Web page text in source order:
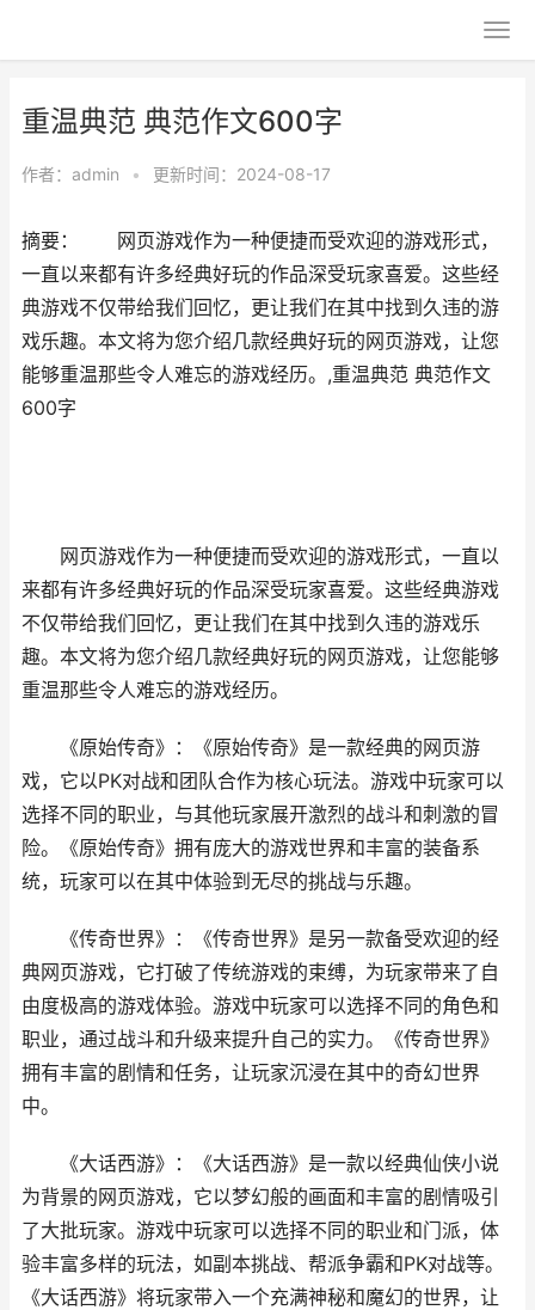
重温典范 典范作文600字
作者： admin • 更新时间：2024-08-17
摘要： 网页游戏作为一种便捷而受欢迎的游戏形式，
一直以来都有许多经典好玩的作品深受玩家喜爱。这些经
典游戏不仅带给我们回忆，更让我们在其中找到久违的游
戏乐趣。本文将为您介绍几款经典好玩的网页游戏，让您
能够重温那些令人难忘的游戏经历。,重温典范 典范作文
600字
网页游戏作为一种便捷而受欢迎的游戏形式，一直以
来都有许多经典好玩的作品深受玩家喜爱。这些经典游戏
不仅带给我们回忆，更让我们在其中找到久违的游戏乐
趣。本文将为您介绍几款经典好玩的网页游戏，让您能够
重温那些令人难忘的游戏经历。
《原始传奇》：《原始传奇》是一款经典的网页游
戏，它以PK对战和团队合作为核心玩法。游戏中玩家可以
选择不同的职业，与其他玩家展开激烈的战斗和刺激的冒
险。《原始传奇》拥有庞大的游戏世界和丰富的装备系
统，玩家可以在其中体验到无尽的挑战与乐趣。
《传奇世界》：《传奇世界》是另一款备受欢迎的经
典网页游戏，它打破了传统游戏的束缚，为玩家带来了自
由度极高的游戏体验。游戏中玩家可以选择不同的角色和
职业，通过战斗和升级来提升自己的实力。《传奇世界》
拥有丰富的剧情和任务，让玩家沉浸在其中的奇幻世界
中。
《大话西游》：《大话西游》是一款以经典仙侠小说
为背景的网页游戏，它以梦幻般的画面和丰富的剧情吸引
了大批玩家。游戏中玩家可以选择不同的职业和门派，体
验丰富多样的玩法，如副本挑战、帮派争霸和PK对战等。
《大话西游》将玩家带入一个充满神秘和魔幻的世界，让